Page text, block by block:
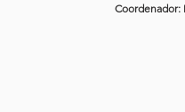
Coordenador: